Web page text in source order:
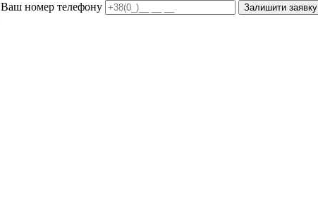
Ваш номер телефону Залишити заявку